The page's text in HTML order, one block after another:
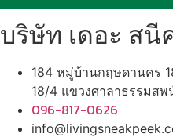
บริษัท เดอะ สนี
184 หมู่บ้านกฤษดานคร
18/4 แขวงศาลาธรรมส
096-817-0626